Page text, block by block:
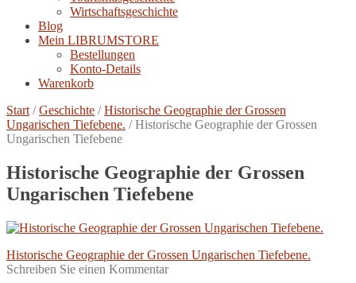
Wirtschaftsgeschichte
Blog
Mein LIBRUMSTORE
Bestellungen
Konto-Details
Warenkorb
Start /Geschichte /Historische Geographie der Grossen
Ungarischen Tiefebene. /Historische Geographie der Grossen
Ungarischen Tiefebene
Historische Geographie der Grossen
Ungarischen Tiefebene
Beitragsnavigation
Vorheriger
Beitrag:
Historische Geographie der Grossen Ungarischen Tiefebene.
Schreiben Sie einen Kommentar